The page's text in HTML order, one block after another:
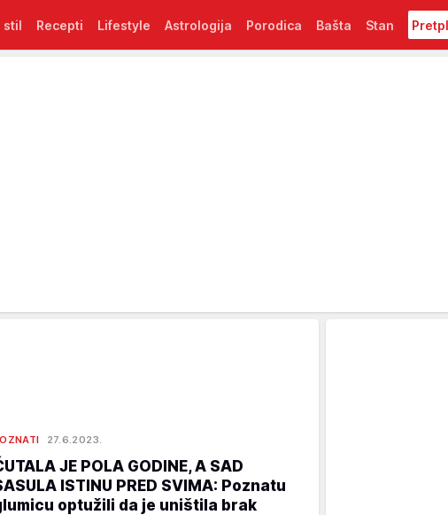
stil Recepti Lifestyle Astrologija Porodica Bašta Stan
27.6.2023.
JE POLA GODINE, A SAD
ISTINU PRED SVIMA: Poznatu
optužili da je uništila brak